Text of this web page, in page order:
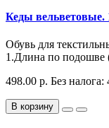
Кеды
Обувь для
1.Длина по подошве
498.00 р. Без налога:
В корзину